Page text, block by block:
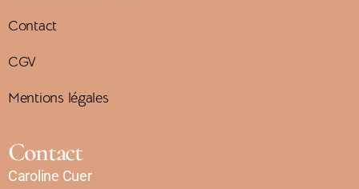
Contact
CGV
Mentions légales
Contact
Caroline Cuer